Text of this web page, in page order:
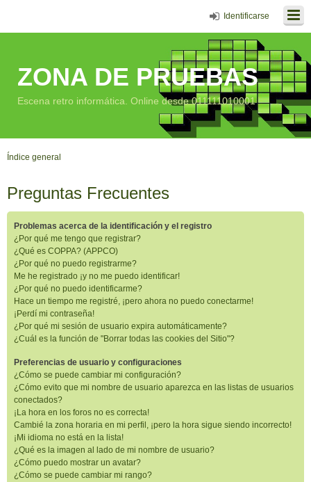
Identificarse
ZONA DE PRUEBAS
Escena retro informática. Online desde 011111010001
Índice general
Preguntas Frecuentes
Problemas acerca de la identificación y el registro
¿Por qué me tengo que registrar?
¿Qué es COPPA? (APPCO)
¿Por qué no puedo registrarme?
Me he registrado ¡y no me puedo identificar!
¿Por qué no puedo identificarme?
Hace un tiempo me registré, ¡pero ahora no puedo conectarme!
¡Perdí mi contraseña!
¿Por qué mi sesión de usuario expira automáticamente?
¿Cuál es la función de "Borrar todas las cookies del Sitio"?
Preferencias de usuario y configuraciones
¿Cómo se puede cambiar mi configuración?
¿Cómo evito que mi nombre de usuario aparezca en las listas de usuarios
conectados?
¡La hora en los foros no es correcta!
Cambié la zona horaria en mi perfil, ¡pero la hora sigue siendo incorrecto!
¡Mi idioma no está en la lista!
¿Qué es la imagen al lado de mi nombre de usuario?
¿Cómo puedo mostrar un avatar?
¿Cómo se puede cambiar mi rango?